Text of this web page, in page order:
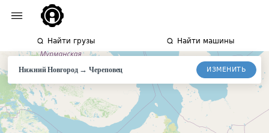
Найти грузы Найти машины
Нижний Новгород→Череповец ИЗМЕНИТЬ